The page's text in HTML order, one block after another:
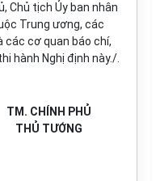
Chủ tịch Ủy ban nhân
Trung ương, các
các cơ quan báo chí,
hành Nghị định này./
TM. CHÍNH PHỦ
THỦ TƯỚNG